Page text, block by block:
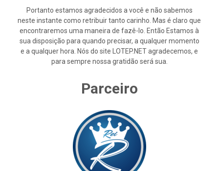
Portanto estamos agradecidos a você e não sabemos
neste instante como retribuir tanto carinho. Mas é claro que
encontraremos uma maneira de fazê-lo. Então Estamos à
sua disposição para quando precisar, a qualquer momento
e a qualquer hora. Nós do site LOTEP.NET agradecemos, e
para sempre nossa gratidão será sua.
Parceiro